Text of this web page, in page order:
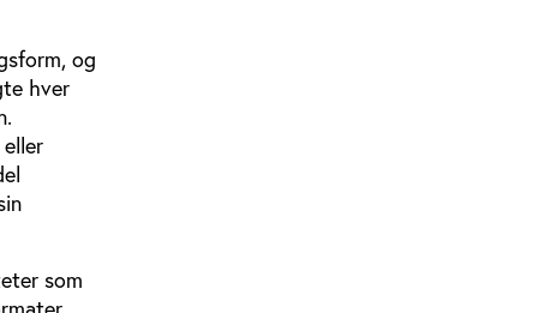
og
hver
som